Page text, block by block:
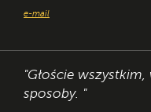
e-mail
"Głoście
sposoby. "